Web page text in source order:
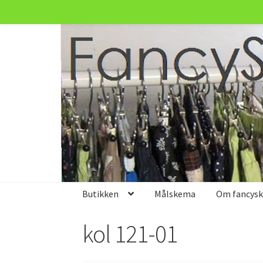
Spring
til
navigation
Spring
til
indhold
Butikken Målskema Om
kol 121-01